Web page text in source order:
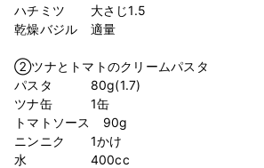
ハチミツ 大さじ1.5
乾燥バジル 適量
②ツナとトマトのクリームパスタ
パスタ 80g(1.7)
ツナ缶 1缶
トマトソース 90g
ニンニク 1かけ
水 400cc